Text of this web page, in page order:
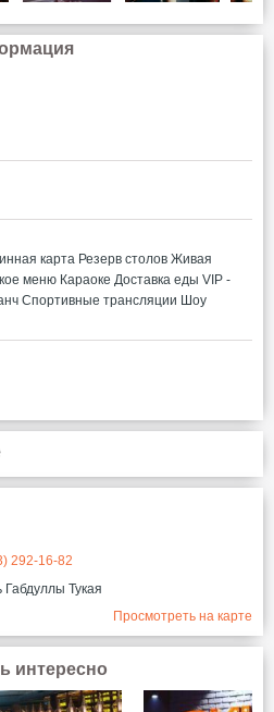
карта Резерв столов Живая
меню Караоке Доставка еды VIP -
Спортивные трансляции Шоу
292-16-82
Тукая
Просмотреть на карте
интересно